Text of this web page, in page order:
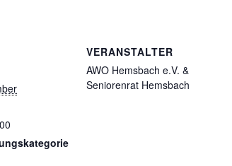
VERANSTALTER
AWO Hemsbach e.V. &
Seniorenrat Hemsbach